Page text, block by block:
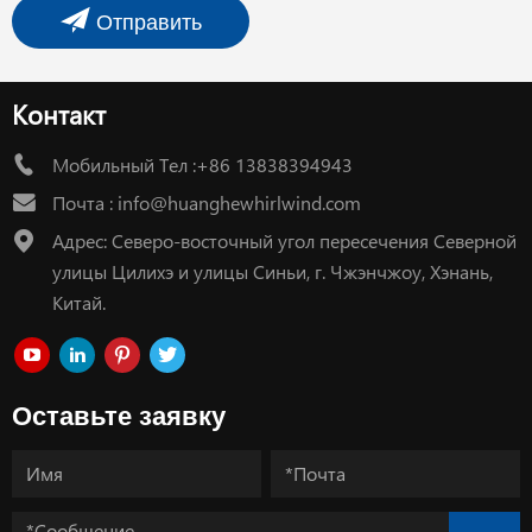
Отправить
Контакт
Мобильный Тел :+86 13838394943
Почта : info@huanghewhirlwind.com
Адрес: Северо-восточный угол пересечения Северной
улицы Цилихэ и улицы Синьи, г. Чжэнчжоу, Хэнань,
Китай.
Оставьте заявку